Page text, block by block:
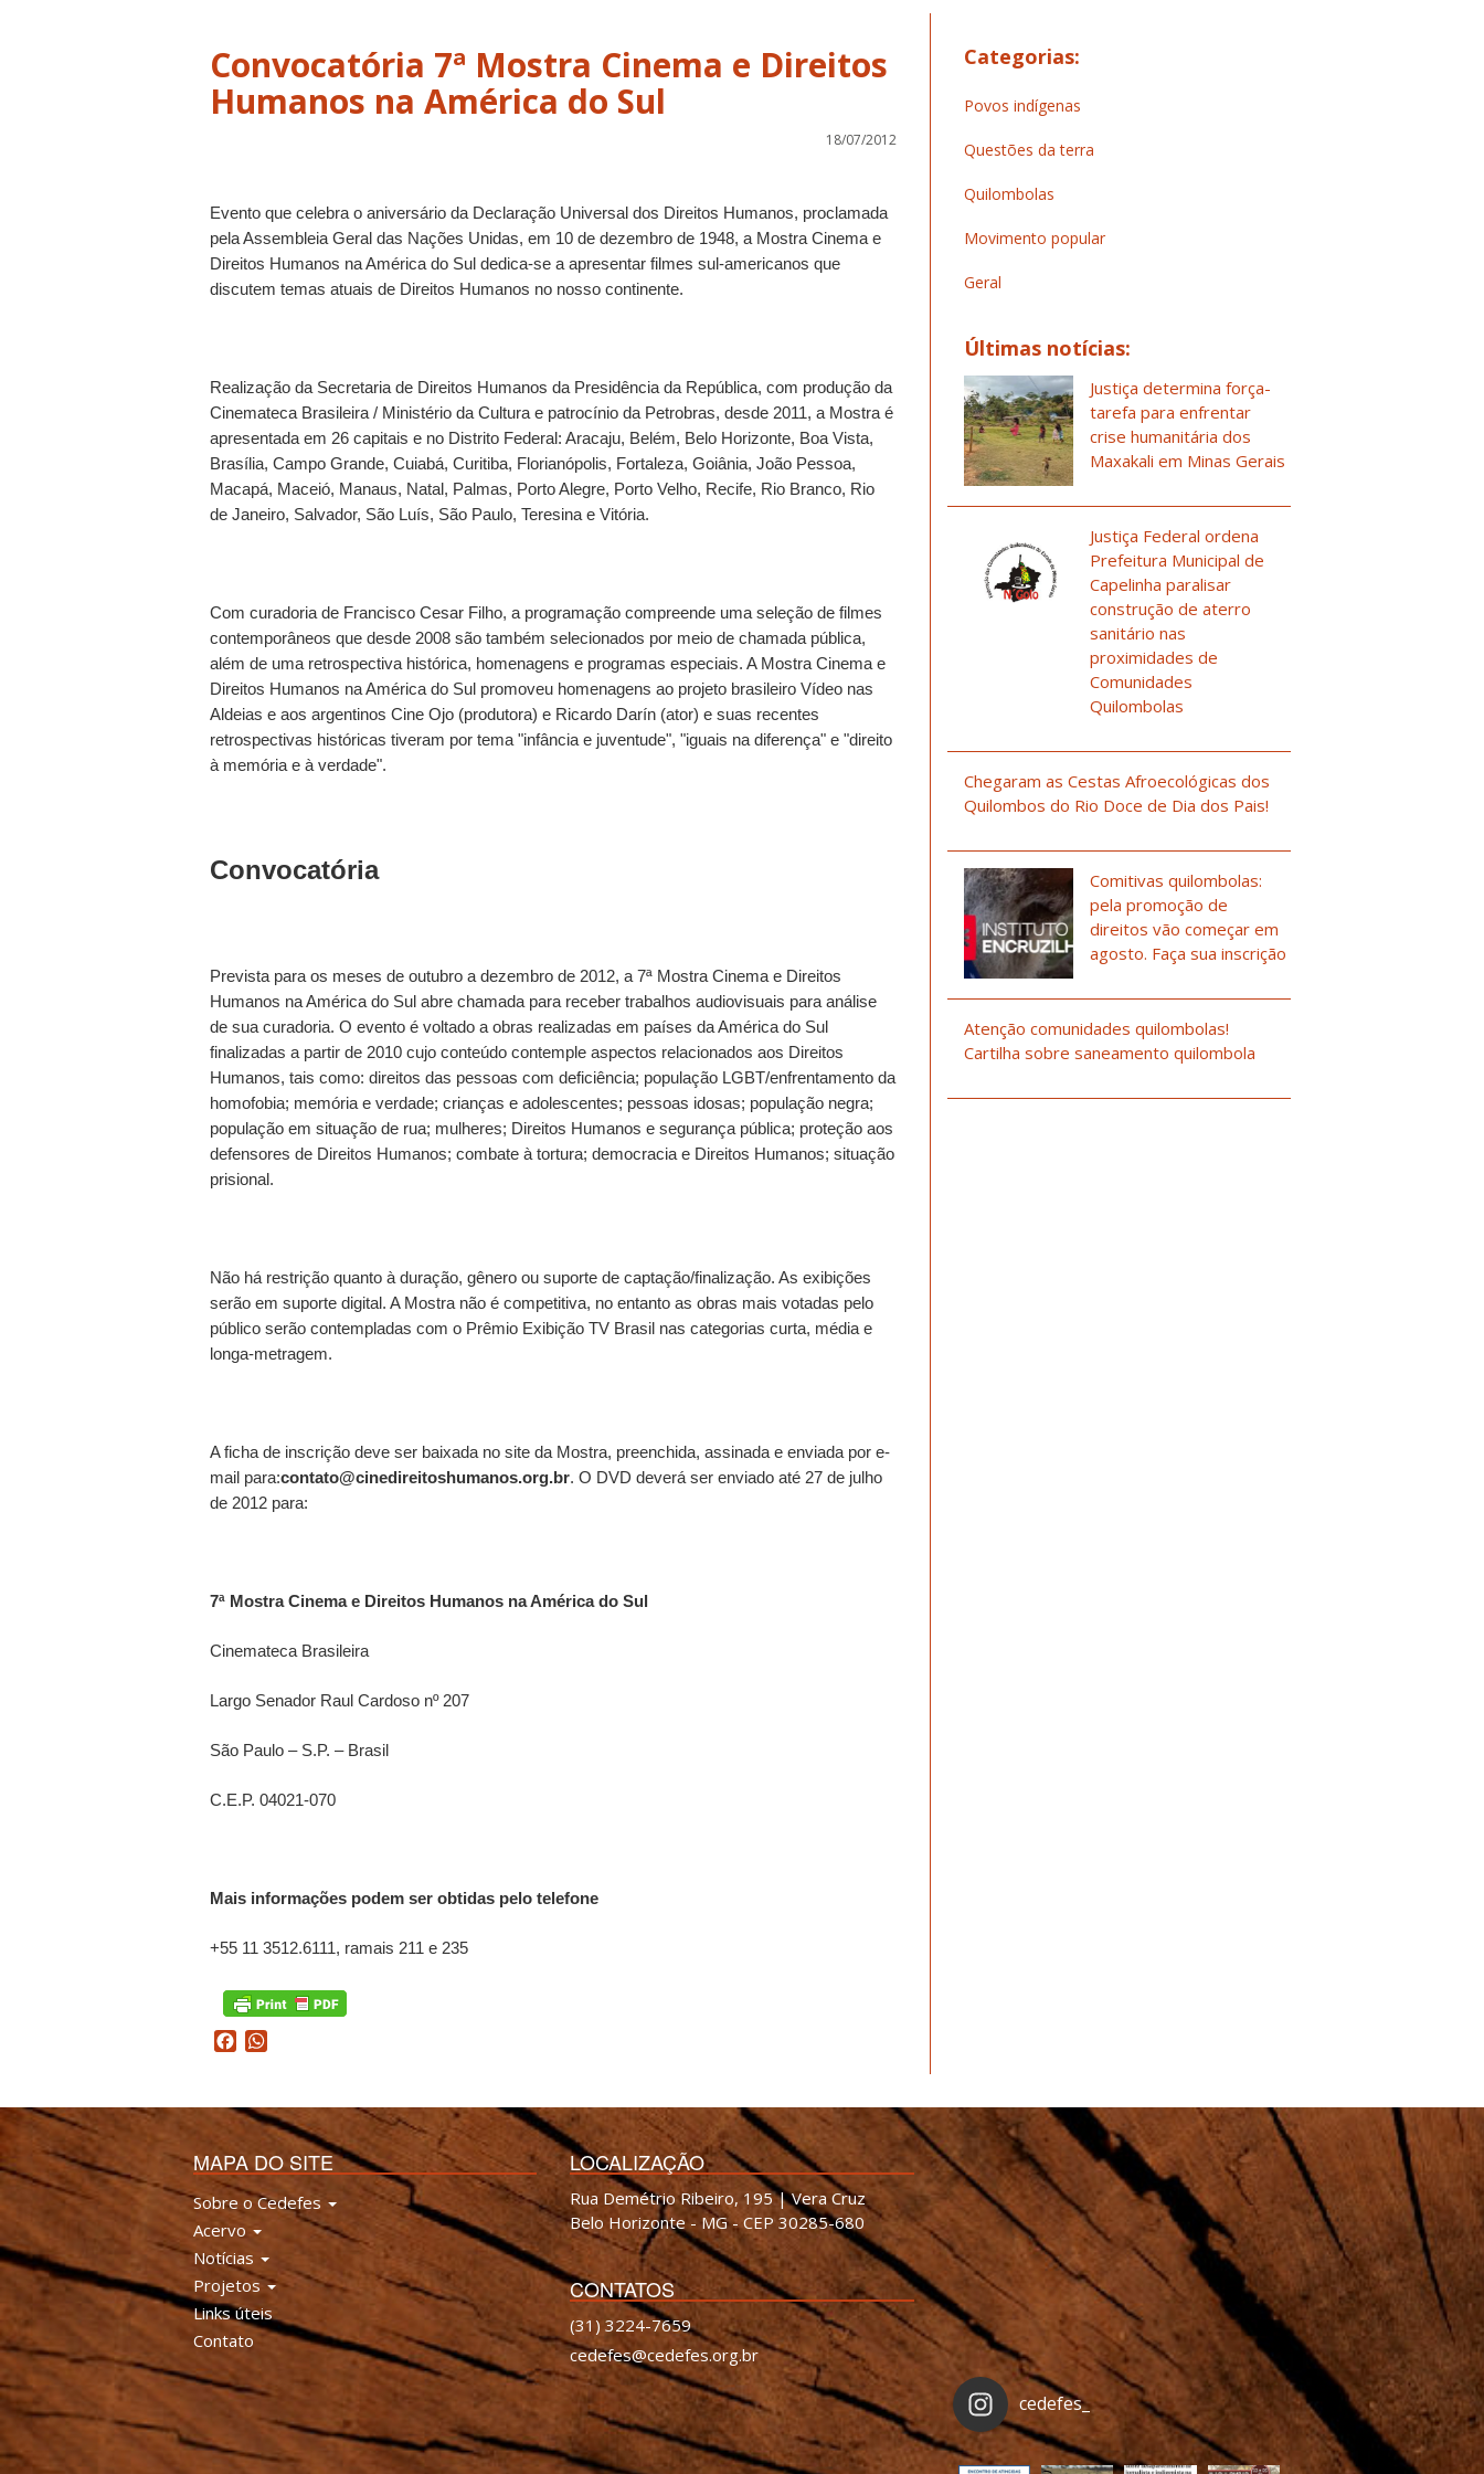
Convocatória 7ª Mostra Cinema e Direitos
Humanos na América do Sul
18/07/2012
Evento que celebra o aniversário da Declaração Universal dos Direitos Humanos, proclamada
pela Assembleia Geral das Nações Unidas, em 10 de dezembro de 1948, a Mostra Cinema e
Direitos Humanos na América do Sul dedica-se a apresentar filmes sul-americanos que
discutem temas atuais de Direitos Humanos no nosso continente.
Realização da Secretaria de Direitos Humanos da Presidência da República, com produção da
Cinemateca Brasileira / Ministério da Cultura e patrocínio da Petrobras, desde 2011, a Mostra é
apresentada em 26 capitais e no Distrito Federal: Aracaju, Belém, Belo Horizonte, Boa Vista,
Brasília, Campo Grande, Cuiabá, Curitiba, Florianópolis, Fortaleza, Goiânia, João Pessoa,
Macapá, Maceió, Manaus, Natal, Palmas, Porto Alegre, Porto Velho, Recife, Rio Branco, Rio
de Janeiro, Salvador, São Luís, São Paulo, Teresina e Vitória.
Com curadoria de Francisco Cesar Filho, a programação compreende uma seleção de filmes
contemporâneos que desde 2008 são também selecionados por meio de chamada pública,
além de uma retrospectiva histórica, homenagens e programas especiais. A Mostra Cinema e
Direitos Humanos na América do Sul promoveu homenagens ao projeto brasileiro Vídeo nas
Aldeias e aos argentinos Cine Ojo (produtora) e Ricardo Darín (ator) e suas recentes
retrospectivas históricas tiveram por tema "infância e juventude", "iguais na diferença" e "direito
à memória e à verdade".
Convocatória
Prevista para os meses de outubro a dezembro de 2012, a 7ª Mostra Cinema e Direitos
Humanos na América do Sul abre chamada para receber trabalhos audiovisuais para análise
de sua curadoria. O evento é voltado a obras realizadas em países da América do Sul
finalizadas a partir de 2010 cujo conteúdo contemple aspectos relacionados aos Direitos
Humanos, tais como: direitos das pessoas com deficiência; população LGBT/enfrentamento da
homofobia; memória e verdade; crianças e adolescentes; pessoas idosas; população negra;
população em situação de rua; mulheres; Direitos Humanos e segurança pública; proteção aos
defensores de Direitos Humanos; combate à tortura; democracia e Direitos Humanos; situação
prisional.
Não há restrição quanto à duração, gênero ou suporte de captação/finalização. As exibições
serão em suporte digital. A Mostra não é competitiva, no entanto as obras mais votadas pelo
público serão contempladas com o Prêmio Exibição TV Brasil nas categorias curta, média e
longa-metragem.
A ficha de inscrição deve ser baixada no site da Mostra, preenchida, assinada e enviada por e-
mail para:contato@cinedireitoshumanos.org.br. O DVD deverá ser enviado até 27 de julho
de 2012 para:
7ª Mostra Cinema e Direitos Humanos na América do Sul
Cinemateca Brasileira
Largo Senador Raul Cardoso nº 207
São Paulo – S.P. – Brasil
C.E.P. 04021-070
Mais informações podem ser obtidas pelo telefone
+55 11 3512.6111, ramais 211 e 235
Facebook
Categorias:
Povos indígenas
Questões da terra
Quilombolas
Movimento popular
Geral
Últimas notícias:
Justiça determina força-
tarefa para enfrentar
crise humanitária dos
Maxakali em Minas Gerais
Justiça Federal ordena
Prefeitura Municipal de
Capelinha paralisar
construção de aterro
sanitário nas
proximidades de
Comunidades
Quilombolas
Chegaram as Cestas Afroecológicas dos
Quilombos do Rio Doce de Dia dos Pais!
Comitivas quilombolas:
pela promoção de
direitos vão começar em
agosto. Faça sua inscrição
Atenção comunidades quilombolas!
Cartilha sobre saneamento quilombola
MAPA DO SITE
Sobre o Cedefes
Acervo
Notícias
Projetos
Links úteis
Contato
LOCALIZAÇÃO
Rua Demétrio Ribeiro, 195 | Vera Cruz
Belo Horizonte - MG - CEP 30285-680
CONTATOS
(31) 3224-7659
cedefes@cedefes.org.br
cedefes_